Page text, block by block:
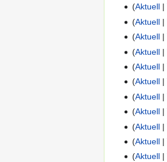
Aktuell
Aktuell
Aktuell
Aktuell
Aktuell
Aktuell
Aktuell
Aktuell
Aktuell
Aktuell
Aktuell